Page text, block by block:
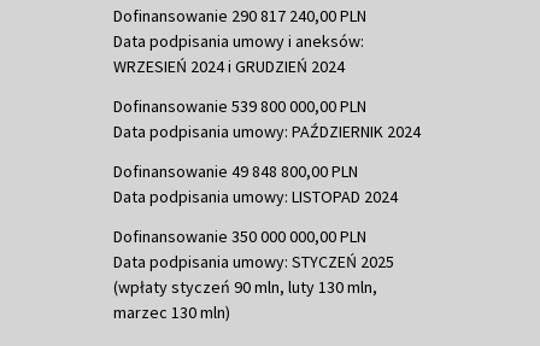
Dofinansowanie 290 817 240,00 PLN
Data podpisania umowy i aneksów:
WRZESIEŃ 2024 i GRUDZIEŃ 2024
Dofinansowanie 539 800 000,00 PLN
Data podpisania umowy: PAŹDZIERNIK 2024
Dofinansowanie 49 848 800,00 PLN
Data podpisania umowy: LISTOPAD 2024
Dofinansowanie 350 000 000,00 PLN
Data podpisania umowy: STYCZEŃ 2025
(wpłaty styczeń 90 mln, luty 130 mln,
marzec 130 mln)